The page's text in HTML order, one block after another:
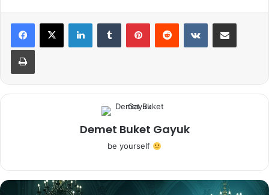
LinkedInTumblr PinterestReddit VKontakteE-Posta ile paylaş
Yazdır
Demet Buket Gayuk
be yourself